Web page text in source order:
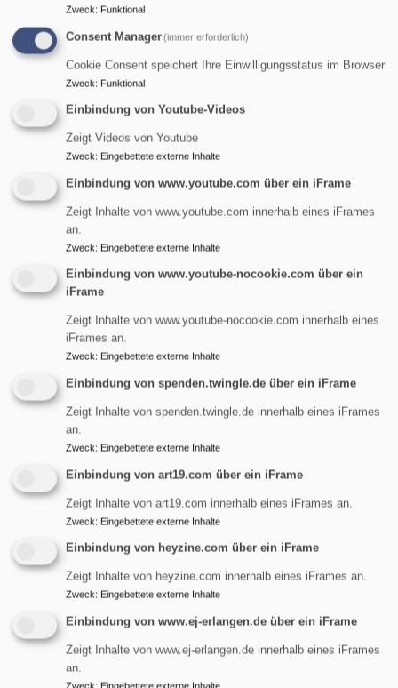
St. Maria Magdalena - Tennenlohe
evangelisch in Tennenlohe und im World Wide Web
Hauptnavigation
Projektchor
Projektchor
Projektchor
Kirchenmusik
Evangelische Kirchengemeinde St. Maria Magdalena
Zweck: Funktional
Consent Manager(immer erforderlich)
Cookie Consent speichert Ihre Einwilligungsstatus im Browser
Zweck: Funktional
Einbindung von Youtube-Videos
Zeigt Videos von Youtube
Zweck: Eingebettete externe Inhalte
Einbindung von www.youtube.com über ein iFrame
Zeigt Inhalte von www.youtube.com innerhalb eines iFrames
an.
Zweck: Eingebettete externe Inhalte
Einbindung von www.youtube-nocookie.com über ein
iFrame
Zeigt Inhalte von www.youtube-nocookie.com innerhalb eines
iFrames an.
Zweck: Eingebettete externe Inhalte
Einbindung von spenden.twingle.de über ein iFrame
Zeigt Inhalte von spenden.twingle.de innerhalb eines iFrames
an.
Zweck: Eingebettete externe Inhalte
Einbindung von art19.com über ein iFrame
Zeigt Inhalte von art19.com innerhalb eines iFrames an.
Zweck: Eingebettete externe Inhalte
Einbindung von heyzine.com über ein iFrame
Zeigt Inhalte von heyzine.com innerhalb eines iFrames an.
Zweck: Eingebettete externe Inhalte
Einbindung von www.ej-erlangen.de über ein iFrame
Zeigt Inhalte von www.ej-erlangen.de innerhalb eines iFrames
an.